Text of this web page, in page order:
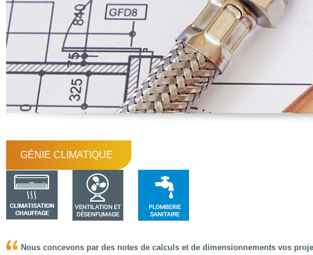
GÉNIE CLIMATIQUE
Nous concevons par des notes de calculs et de dimensionnements vos